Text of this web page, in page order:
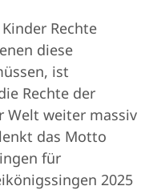
Rechte
diese
ist
Rechte der
Welt weiter massiv
das Motto
für
2025